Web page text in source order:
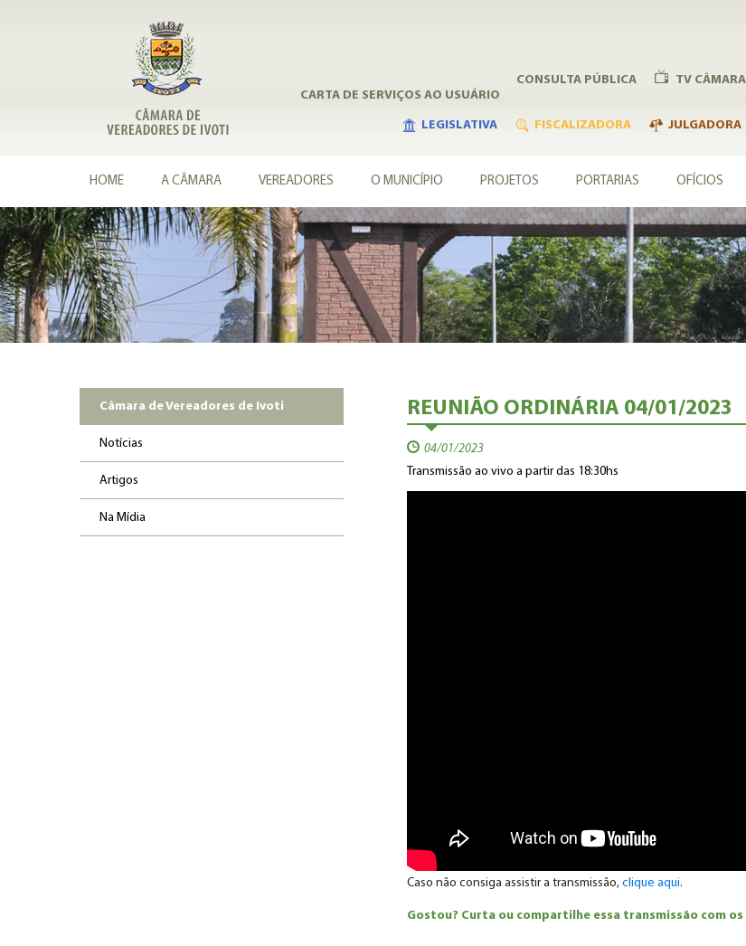
TV
CONSULTA PÚBLICA
CARTA DE SERVIÇOS AO USUÁRIO
JULGADORA
FISCALIZADORA
LEGISLATIVA
HOME A CÂMARA VEREADORES O MUNICÍPIO PROJETOS PORTARIAS OFÍCIOS
Câmara de Vereadores de Ivoti
Notícias
Artigos
Na Mídia
REUNIÃO ORDINÁRIA 04/01/2023
04/01/2023
Transmissão ao vivo a partir das 18:30hs
Caso não consiga assistir a transmissão, clique aqui.
Gostou? Curta ou compartilhe essa transmissão com